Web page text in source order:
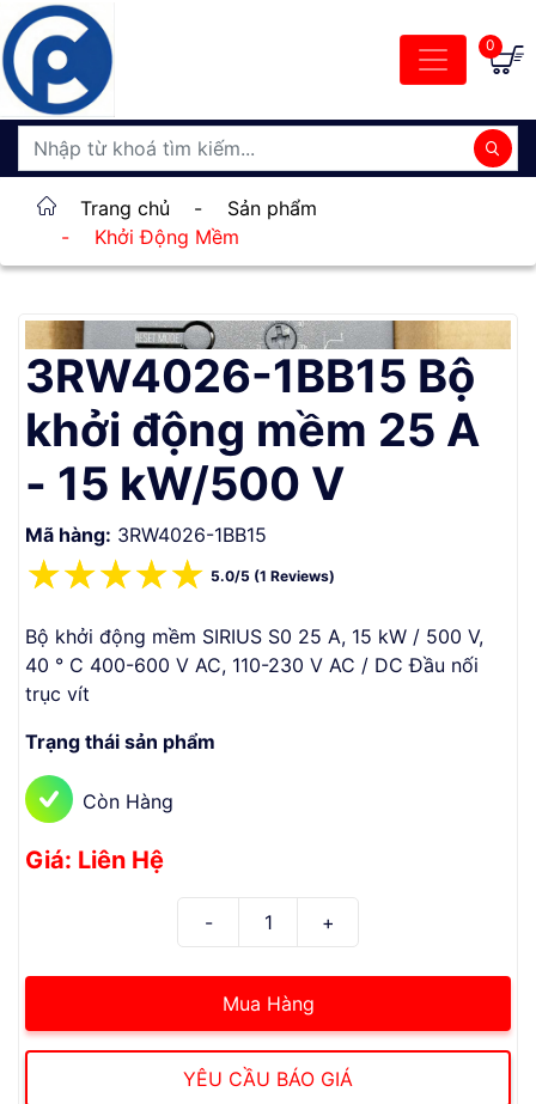
0
Trang chủ -
Sản phẩm
-
Khởi Động Mềm
3RW4026-1BB15 Bộ
khởi động mềm 25 A
- 15 kW/500 V
Mã hàng: 3RW4026-1BB15
☆
☆
☆
☆
☆ 5.0/5 (1 Reviews)
Bộ khởi động mềm SIRIUS S0 25 A, 15 kW / 500 V,
40 ° C 400-600 V AC, 110-230 V AC / DC Đầu nối
trục vít
Trạng thái sản phẩm
Còn Hàng
Giá: Liên Hệ
Mua Hàng
YÊU CẦU BÁO GIÁ